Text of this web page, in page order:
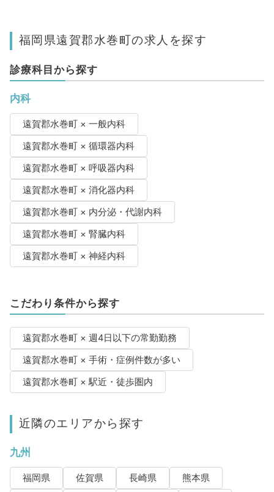
福岡県遠賀郡水巻町の求人を探す
診療科目から探す
内科
遠賀郡水巻町 × 一般内科
遠賀郡水巻町 × 循環器内科
遠賀郡水巻町 × 呼吸器内科
遠賀郡水巻町 × 消化器内科
遠賀郡水巻町 × 内分泌・代謝内科
遠賀郡水巻町 × 腎臓内科
遠賀郡水巻町 × 神経内科
こだわり条件から探す
遠賀郡水巻町 × 週4日以下の常勤勤務
遠賀郡水巻町 × 手術・症例件数が多い
遠賀郡水巻町 × 駅近・徒歩圏内
近隣のエリアから探す
九州
福岡県 佐賀県 長崎県
熊本県